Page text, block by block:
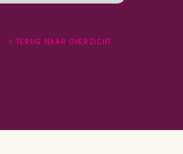
< TERUG NAAR OVERZICHT